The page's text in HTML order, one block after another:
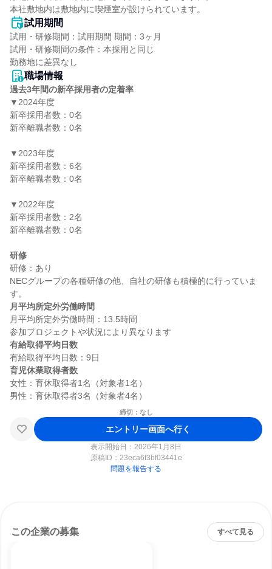
本社敷地内は敷地内に喫煙室が設けられています。
試用期間
試用・研修期間：試用期間 期間：3ヶ月
試用・研修期間の条件：本採用と同じ
職場情報
過去3年間の新卒採用者の定着率
▼2024年度
新卒採用者数：0名
新卒離職者数：0名
▼2023年度
新卒採用者数：6名
新卒離職者数：0名
▼2022年度
新卒採用者数：2名
新卒離職者数：0名
研修
研修：あり
NECグループの各種研修の他、自社の研修も積極的に行っていま
月平均所定外労働時間
月平均所定外労働時間：13.5時間
有給取得平均日数
育児休業取得者数
女性：育休取得者1名（対象者1名）
締切：なし
エントリー画面へ行く
表示開始日：2026年1月8日
原稿ID： 23eca6f3bf03441e
問題を報告する
この企業の募集 すべて見る